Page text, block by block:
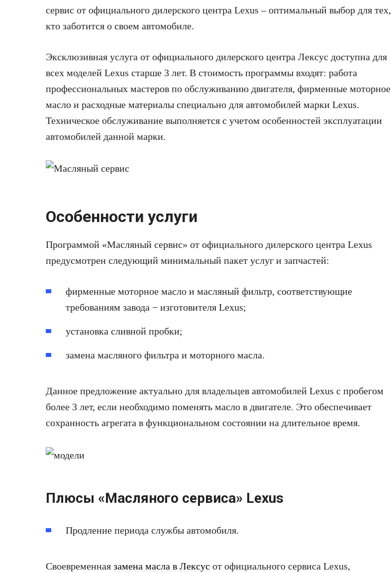
сервис от официального дилерского центра Lexus – оптимальный выбор для тех,
кто заботится о своем автомобиле.
Эксклюзивная услуга от официального дилерского центра Лексус доступна для
всех моделей Lexus старше 3 лет. В стоимость программы входят: работа
профессиональных мастеров по обслуживанию двигателя, фирменные моторное
масло и расходные материалы специально для автомобилей марки Lexus.
Техническое обслуживание выполняется с учетом особенностей эксплуатации
автомобилей данной марки.
Особенности услуги
Программой «Масляный сервис» от официального дилерского центра Lexus
предусмотрен следующий минимальный пакет услуг и запчастей:
фирменные моторное масло и масляный фильтр, соответствующие
требованиям завода − изготовителя Lexus;
установка сливной пробки;
замена масляного фильтра и моторного масла.
Данное предложение актуально для владельцев автомобилей Lexus с пробегом
более 3 лет, если необходимо поменять масло в двигателе. Это обеспечивает
сохранность агрегата в функциональном состоянии на длительное время.
Плюсы «Масляного сервиса» Lexus
Продление периода службы автомобиля.
Своевременная замена масла в Лексус от официального сервиса Lexus,